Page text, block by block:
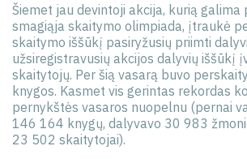
Šiemet jau devintoji akcija, kurią galima
smagiąja skaitymo olimpiada, įtraukė
skaitymo iššūkį pasiryžusių priimti
užsiregistravusių akcijos dalyvių iššūkį
skaitytojų. Per šią vasarą buvo
knygos. Kasmet vis gerintas rekordas
pernykštės vasaros nuopelnu (pernai
146 164 knygų, dalyvavo 30 983
23 502 skaitytojai).